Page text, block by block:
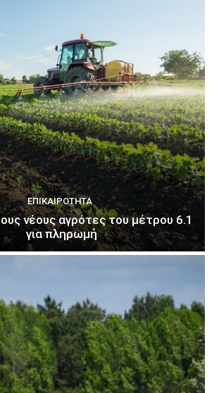
ΕΠΙΚΑΙΡΌΤΗΤΑ
νέους αγρότες του μέτρου 6.1
για πληρωμή